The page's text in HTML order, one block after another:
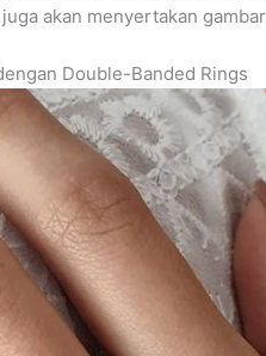
akan menyertakan
Double-Banded Rings